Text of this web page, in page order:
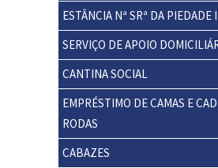
ESTÂNCIA Nª SRª DA PIEDADE
SERVIÇO DE APOIO
CANTINA SOCIAL
EMPRÉSTIMO DE CAMAS E
RODAS
CABAZES